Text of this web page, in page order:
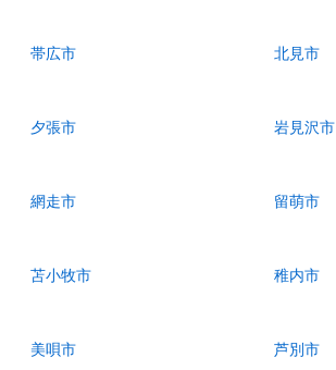
帯広市 北見市
夕張市 岩見沢市
網走市 留萌市
苫小牧市 稚内市
美唄市 芦別市